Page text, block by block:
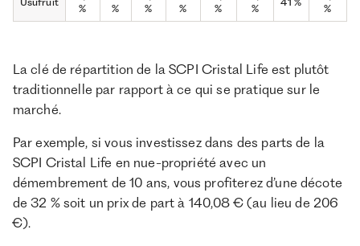
%
%
%
%
%
%
%
La clé de répartition de la SCPI Cristal Life est plutôt
traditionnelle par rapport à ce qui se pratique sur le
marché.
Par exemple, si vous investissez dans des parts de la
SCPI Cristal Life en nue-propriété avec un
démembrement de 10 ans, vous profiterez d’une décote
de 32 % soit un prix de part à 140,08 € (au lieu de 206
€).